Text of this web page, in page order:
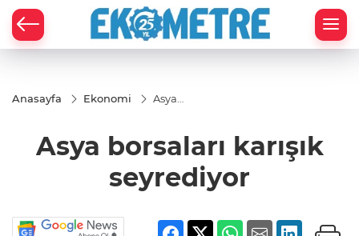
Anasayfa Ekonomi
Asya
seyrediyor
Asya borsaları karışık
seyrediyor